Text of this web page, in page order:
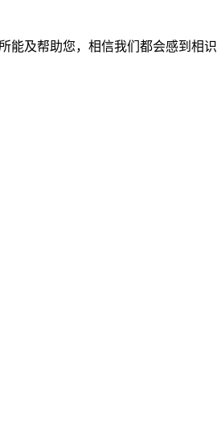
能及帮助您，相信我们都会感到相